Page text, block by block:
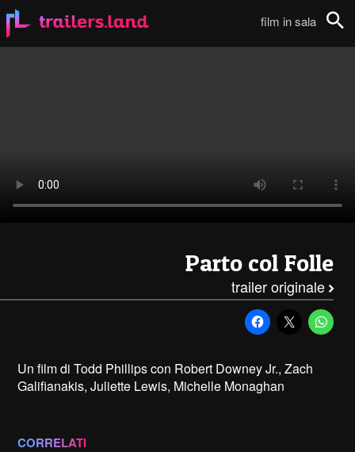
film in sala
Parto col Folle
trailer originale
Un film di Todd Phillips con Robert Downey Jr., Zach
Galifianakis, Juliette Lewis, Michelle Monaghan
CORRELATI